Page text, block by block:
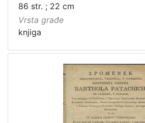
86 str. ; 22 cm
Vrsta građe
knjiga